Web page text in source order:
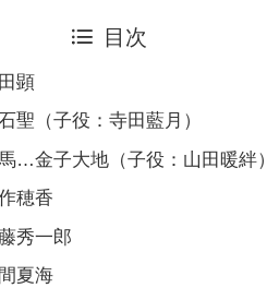
目次
顕
（子役：寺田藍月）
…金子大地（子役：山田暖絆）
穂香
秀一郎
夏海